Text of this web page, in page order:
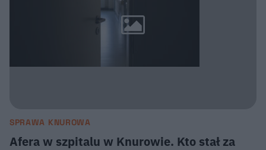
SPRAWA KNUROWA
Afera w szpitalu w Knurowie. Kto stał za